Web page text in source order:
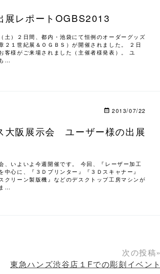
展レポートOGBS2013
土）２日間、都内・池袋にて恒例のオーダーグッズ
２１世紀展＆ＯＧＢＳ）が開催されました。 ２日
客様がご来場されました（主催者様発表）。 ユ
…
2013/07/22
大阪展示会 ユーザー様の出展
、いよいよ今週開催です。 今回、『レーザー加工
中心に、『３Ｄプリンター』『３Ｄスキャナー』
クリーン製版機』などのデスクトップ工房マシンが
…
次の投稿»
東急ハンズ渋谷店１Fでの彫刻イベント